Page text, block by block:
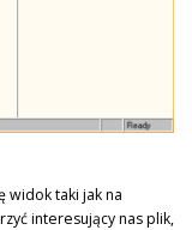
widok taki jak na
interesujący nas plik,